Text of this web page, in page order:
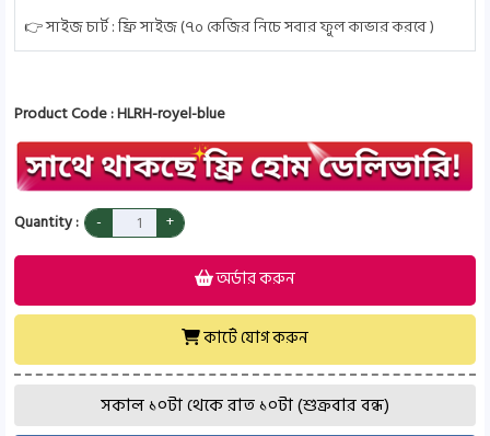
👉 সাইজ চার্ট : ফ্রি সাইজ (৭০ কেজির নিচে সবার ফুল কাভার করবে )
Product Code : HLRH-royel-blue
Quantity :
অর্ডার করুন
কার্টে যোগ করুন
সকাল ১০টা থেকে রাত ১০টা (শুক্রবার বন্ধ)